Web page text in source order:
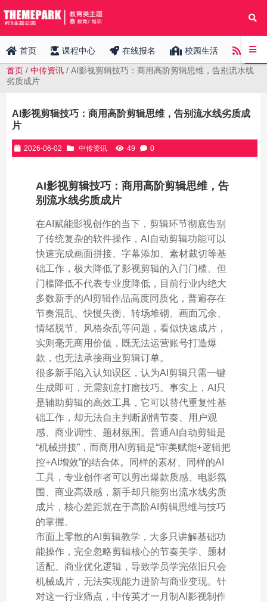
首页 课程中心 在线报名 校园生活 中传
首页 /中传资讯 / AI影视剪辑技巧：商用高阶剪辑思维，告别流水线
劣质成片
AI影视剪辑技巧：商用高阶剪辑思维，告别流水线劣质成
片
2026-06-02 中传资讯 49 0
AI影视剪辑技巧：商用高阶剪辑思维，告
别流水线劣质成片
在AI赋能影视创作的当下，剪辑环节彻底告别
了传统复杂的软件操作，AI自动剪辑功能可以
快速完成画面拼接、字幕添加、素材裁切等基
础工作，极大降低了影视剪辑的入门门槛。但
门槛降低不代表专业度降低，目前行业内绝大
多数新手的AI剪辑作品高度同质化，普遍存在
节奏混乱、快慢失衡、转场堆砌、画面冗余、
情绪脱节、风格杂乱等问题，看似快速成片，
实则毫无商用价值，既无法运营账号打造爆
款，也无法承接商业剪辑订单。
很多新手陷入认知误区，认为AI剪辑只需一键
生成即可，无需刻意打磨技巧。事实上，AI只
是辅助剪辑的高效工具，它可以替代重复性基
础工作，却无法自主判断剧情节奏、用户观
感、商业调性、题材氛围。普通AI自动剪辑是
“机械拼接”，而商用AI剪辑是“审美赋能+逻辑把
控+AI增效”的结合体。同样的素材、同样的AI
工具，专业创作者可以剪出爆款质感、电影氛
围、商业高级感，新手却只能剪出流水线劣质
成片，核心差距就在于高阶AI剪辑思维与技巧
的掌握。
市面上零散的AI剪辑教学，大多只讲解基础功
能操作，完全忽略剪辑核心的节奏美学、题材
适配、商业优化逻辑，导致学员学完依旧只会
机械成片，无法实现能力进阶与商业变现。针
对这一行业痛点，中传英才一月制AI影视制作